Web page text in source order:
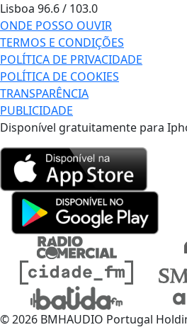
Lisboa 96.6 / 103.0
ONDE POSSO OUVIR
TERMOS E CONDIÇÕES
POLÍTICA DE PRIVACIDADE
POLÍTICA DE COOKIES
TRANSPARÊNCIA
PUBLICIDADE
Disponível gratuitamente para
© 2026 BMHAUDIO Portugal